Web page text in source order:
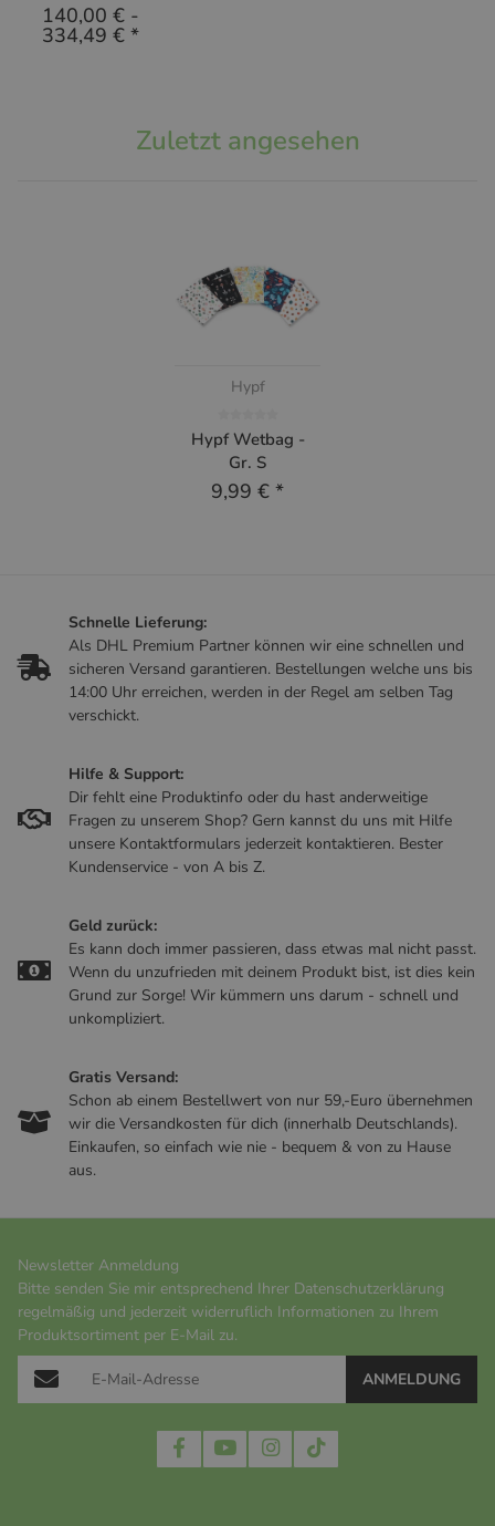
140,00 € -
334,49 € *
Zuletzt angesehen
Hypf
Hypf Wetbag -
Gr. S
9,99 € *
Schnelle Lieferung:
Als DHL Premium Partner können wir eine schnellen und
sicheren Versand garantieren. Bestellungen welche uns bis
14:00 Uhr erreichen, werden in der Regel am selben Tag
verschickt.
Hilfe & Support:
Dir fehlt eine Produktinfo oder du hast anderweitige
Fragen zu unserem Shop? Gern kannst du uns mit Hilfe
unsere Kontaktformulars jederzeit kontaktieren. Bester
Kundenservice - von A bis Z.
Geld zurück:
Es kann doch immer passieren, dass etwas mal nicht passt.
Wenn du unzufrieden mit deinem Produkt bist, ist dies kein
Grund zur Sorge! Wir kümmern uns darum - schnell und
unkompliziert.
Gratis Versand:
Schon ab einem Bestellwert von nur 59,-Euro übernehmen
wir die Versandkosten für dich (innerhalb Deutschlands).
Einkaufen, so einfach wie nie - bequem & von zu Hause
aus.
Newsletter Anmeldung
Bitte senden Sie mir entsprechend Ihrer Datenschutzerklärung
regelmäßig und jederzeit widerruflich Informationen zu Ihrem
Produktsortiment per E-Mail zu.
ANMELDUNG